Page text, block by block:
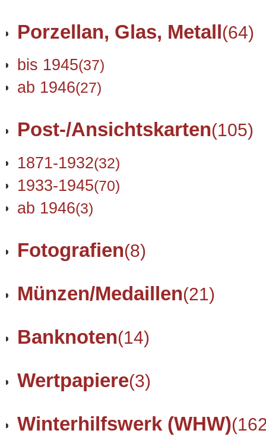
Porzellan, Glas, Metall(64)
bis 1945(37)
ab 1946(27)
Post-/Ansichtskarten(105)
1871-1932(32)
1933-1945(70)
ab 1946(3)
Fotografien(8)
Münzen/Medaillen(21)
Banknoten(14)
Wertpapiere(3)
Winterhilfswerk (WHW)